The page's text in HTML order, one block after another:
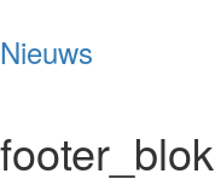
Nieuws
footer_blok